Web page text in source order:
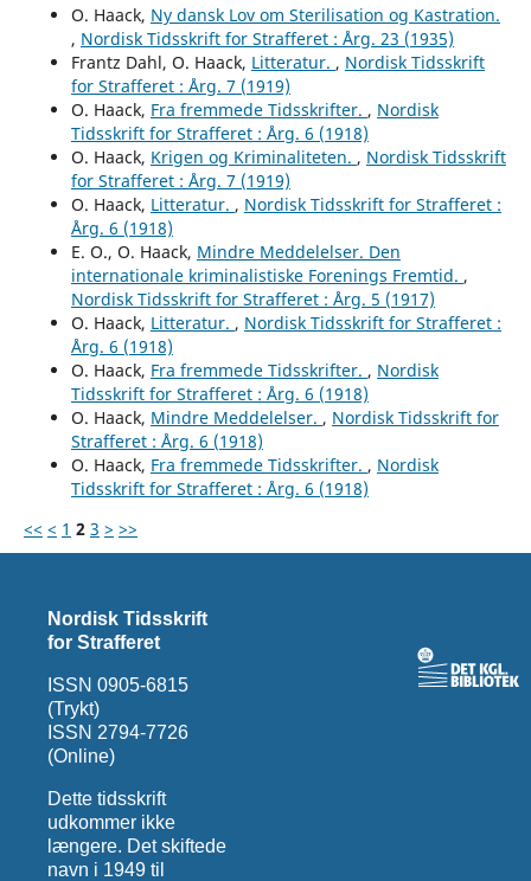
O. Haack, Ny dansk Lov om Sterilisation og Kastration.
, Nordisk Tidsskrift for Strafferet : Årg. 23 (1935)
Frantz Dahl, O. Haack, Litteratur. , Nordisk Tidsskrift
for Strafferet : Årg. 7 (1919)
O. Haack, Fra fremmede Tidsskrifter. , Nordisk
Tidsskrift for Strafferet : Årg. 6 (1918)
O. Haack, Krigen og Kriminaliteten. , Nordisk Tidsskrift
for Strafferet : Årg. 7 (1919)
O. Haack, Litteratur. , Nordisk Tidsskrift for Strafferet :
Årg. 6 (1918)
E. O., O. Haack, Mindre Meddelelser. Den
internationale kriminalistiske Forenings Fremtid. ,
Nordisk Tidsskrift for Strafferet : Årg. 5 (1917)
O. Haack, Litteratur. , Nordisk Tidsskrift for Strafferet :
Årg. 6 (1918)
O. Haack, Fra fremmede Tidsskrifter. , Nordisk
Tidsskrift for Strafferet : Årg. 6 (1918)
O. Haack, Mindre Meddelelser. , Nordisk Tidsskrift for
Strafferet : Årg. 6 (1918)
O. Haack, Fra fremmede Tidsskrifter. , Nordisk
Tidsskrift for Strafferet : Årg. 6 (1918)
<< < 1 2 3 > >>
Nordisk Tidsskrift
for Strafferet
ISSN 0905-6815
(Trykt)
ISSN 2794-7726
(Online)
Dette tidsskrift
udkommer ikke
længere. Det skiftede
navn i 1949 til